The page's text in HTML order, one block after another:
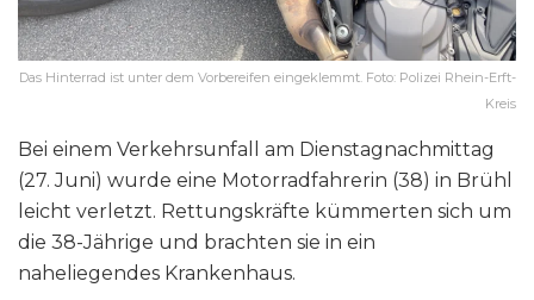
Das Hinterrad ist unter dem Vorbereifen eingeklemmt. Foto: Polizei Rhein-Erft-
Kreis
Bei einem Verkehrsunfall am Dienstagnachmittag
(27. Juni) wurde eine Motorradfahrerin (38) in Brühl
leicht verletzt. Rettungskräfte kümmerten sich um
die 38-Jährige und brachten sie in ein
naheliegendes Krankenhaus.